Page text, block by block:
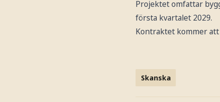
Projektet omfattar
första kvartalet 2029.
Kontraktet kommer att
Skanska